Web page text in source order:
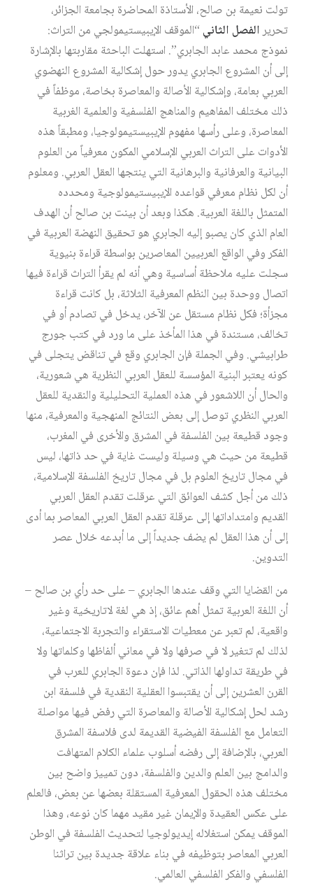
تولت نعيمة بن صالح، الأستاذة المحاضرة بجامعة الجزائر،
تحريرالفصل الثاني“الموقف الإيبيستيمولجي من التراث:
نموذج محمد عابد الجابري”. استهلت الباحثة مقاربتها بالإشارة
إلى أن المشروع الجابري يدور حول إشكالية المشروع النهضوي
العربي بعامة، وإشكالية الأصالة والمعاصرة بخاصة، موظفاً في
ذلك مختلف المفاهيم والمناهج الفلسفية والعلمية الغربية
المعاصرة، وعلى رأسها مفهوم الإيبيستيمولوجيا، ومطبقاً هذه
الأدوات على التراث العربي الإسلامي المكون معرفياً من العلوم
البيانية والعرفانية والبرهانية التي ينتجها العقل العربي. ومعلوم
أن لكل نظام معرفي قواعده الإيبيستيمولوجية ومحدده
المتمثل باللغة العربية. هكذا وبعد أن بينت بن صالح أن الهدف
العام الذي كان يصبو إليه الجابري هو تحقيق النهضة العربية في
الفكر وفي الواقع العربيين المعاصرين بواسطة قراءة بنيوية
سجلت عليه ملاحظة أساسية وهي أنه لم يقرأ التراث قراءة فيها
اتصال ووحدة بين النظم المعرفية الثلاثة، بل كانت قراءة
مجزأة؛ فكل نظام مستقل عن الآخر، يدخل في تصادم أو في
تخالف، مستندة في هذا المأخذ على ما ورد في كتب جورج
طرابيشي. وفي الجملة فإن الجابري وقع في تناقض يتجلى في
كونه يعتبر البنية المؤسسة للعقل العربي النظرية هي شعورية،
والحال أن اللاشعور في هذه العملية التحليلية والنقدية للعقل
العربي النظري توصل إلى بعض النتائج المنهجية والمعرفية، منها
وجود قطيعة بين الفلسفة في المشرق والأخرى في المغرب،
قطيعة من حيث هي وسيلة وليست غاية في حد ذاتها، ليس
في مجال تاريخ العلوم بل في مجال تاريخ الفلسفة الإسلامية،
ذلك من أجل كشف العوائق التي عرقلت تقدم العقل العربي
القديم وامتداداتها إلى عرقلة تقدم العقل العربي المعاصر بما أدى
إلى أن هذا العقل لم يضف جديداً إلى ما أبدعه خلال عصر
التدوين.
من القضايا التي وقف عندها الجابري – على حد رأي بن صالح –
أن اللغة العربية تمثل أهم عائق، إذ هي لغة لاتاريخية وغير
واقعية، لم تعبر عن معطيات الاستقراء والتجربة الاجتماعية،
لذلك لم تتغير لا في صرفها ولا في معاني ألفاظها وكلماتها ولا
في طريقة تداولها الذاتي. لذا فإن دعوة الجابري للعرب في
القرن العشرين إلى أن يقتبسوا العقلية النقدية في فلسفة ابن
رشد لحل إشكالية الأصالة والمعاصرة التي رفض فيها مواصلة
التعامل مع الفلسفة الفيضية القديمة لدى فلاسفة المشرق
العربي، بالإضافة إلى رفضه أسلوب علماء الكلام المتهافت
والدامج بين العلم والدين والفلسفة، دون تمييز واضح بين
مختلف هذه الحقول المعرفية المستقلة بعضها عن بعض، فالعلم
على عكس العقيدة والإيمان غير مقيد مهما كان نوعه، وهذا
الموقف يمكن استغلاله إيديولوجيا لتحديث الفلسفة في الوطن
العربي المعاصر بتوظيفه في بناء علاقة جديدة بين تراثنا
الفلسفي والفكر الفلسفي العالمي.